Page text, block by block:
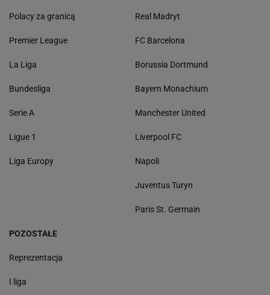
Polacy za granicą
Premier League
La Liga
Bundesliga
Serie A
Ligue 1
Liga Europy
Real Madryt
FC Barcelona
Borussia Dortmund
Bayern Monachium
Manchester United
Liverpool FC
Napoli
Juventus Turyn
Paris St. Germain
POZOSTAŁE
Reprezentacja
I liga